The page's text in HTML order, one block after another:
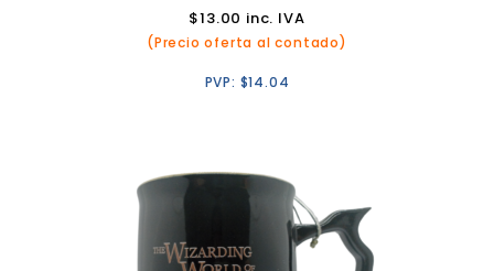
$13.00 inc. IVA
(Precio oferta al contado)
PVP: $14.04